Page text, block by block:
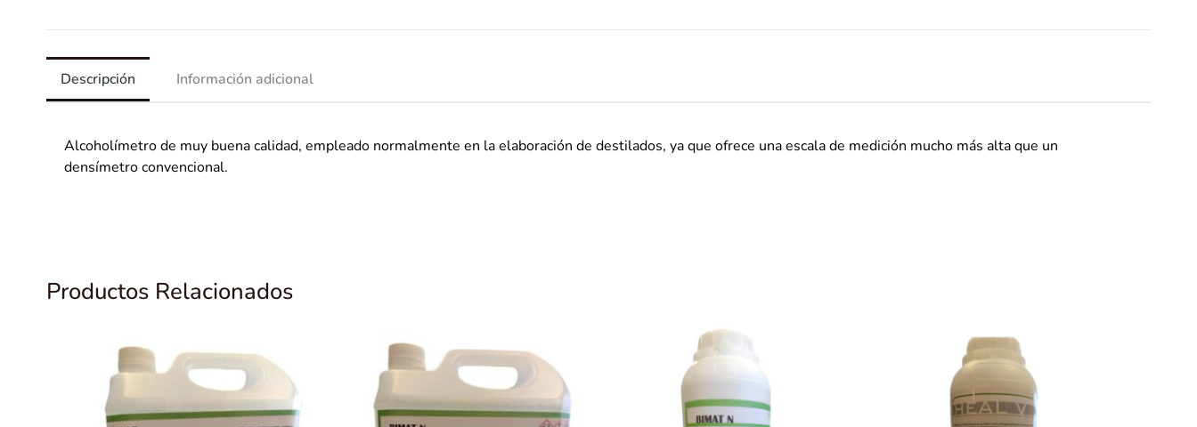
Descripción Información adicional
Alcoholímetro de muy buena calidad, empleado normalmente en la elaboración de destilados, ya que ofrece una escala de medición mucho más alta que un
densímetro convencional.
Productos Relacionados